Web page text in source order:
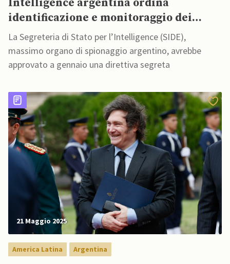
Intelligence argentina ordina
identificazione e monitoraggio dei
gruppi sociali vulnerabili
La Segreteria di Stato per l’Intelligence (SIDE),
massimo organo di spionaggio argentino, avrebbe
approvato a gennaio una direttiva segreta
21 Maggio 2025
America Latina Argentina